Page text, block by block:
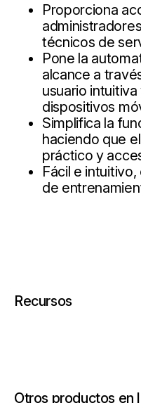
Proporciona
técnicos de
Pone la
alcance a
usuario
dispositivos
Simplifica la
haciendo que
práctico y
Fácil e
de
Recursos
Otros productos en